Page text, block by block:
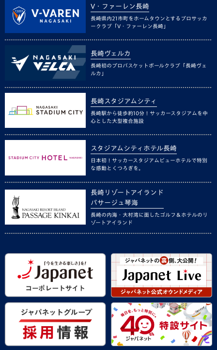
V・ファーレン長崎
長崎県内21市町をホームタウンとするプロサッカ
ークラブ「V・ファーレン長崎」
長崎ヴェルカ
長崎初のプロバスケットボールクラブ「長崎ヴェ
ルカ」
長崎スタジアムシティ
長崎駅から徒歩約10分！サッカースタジアムを中
心とした大型複合施設
スタジアムシティホテル長崎
日本初！サッカースタジアムビューホテルで特別
な感動とくつろぎを。
長崎リゾートアイランド
パサージュ琴海
長崎の内海・大村湾に面したゴルフ＆ホテルのリ
ゾートアイランド